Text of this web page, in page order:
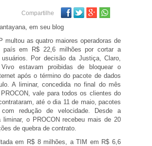
Compartilhe Facebook
TwitterGoogle Plus
em seu blog
multou as quatro maiores operadoras de
país em R$ 22,6 milhões por cortar a
Por decisão da Justiça, Claro,
estavam proibidas de bloquear o
após o término do pacote de dados
A liminar, concedida no final do mês
vale para todos os clientes do
até o dia 11 de maio, pacotes
redução de velocidade. Desde a
liminar, o PROCON recebeu mais de 20
de quebra de contrato.
em R$ 8 milhões, a TIM em R$ 6,6